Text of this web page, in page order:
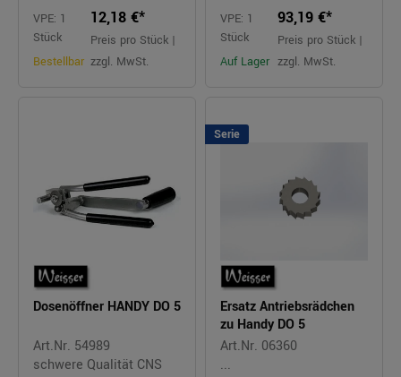
VPE: 1
Stück
Bestellbar
12,18 €*
Preis pro Stück |
zzgl. MwSt.
VPE: 1
Stück
Auf Lager
93,19 €*
Preis pro Stück |
zzgl. MwSt.
Dosenöffner HANDY DO 5
Art.Nr. 54989
schwere Qualität CNS
Serie
Ersatz Antriebsrädchen
zu Handy DO 5
Art.Nr. 06360
...